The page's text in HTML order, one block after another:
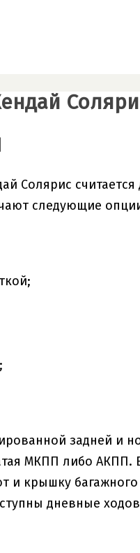
Солярис
следующие
задней и
МКПП либо АКПП.
и крышку
дневные